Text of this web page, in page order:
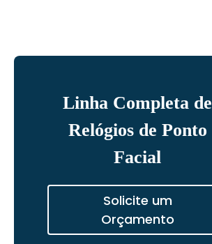
Linha Completa de
Relógios de Ponto
Facial
Solicite um
Orçamento